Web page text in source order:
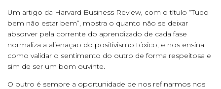
Um artigo da Harvard Business Review, com o título “Tudo
bem não estar bem”, mostra o quanto não se deixar
absorver pela corrente do aprendizado de cada fase
normaliza a alienação do positivismo tóxico, e nos ensina
como validar o sentimento do outro de forma respeitosa e
sim de ser um bom ouvinte.
O outro é sempre a oportunidade de nos refinarmos nos